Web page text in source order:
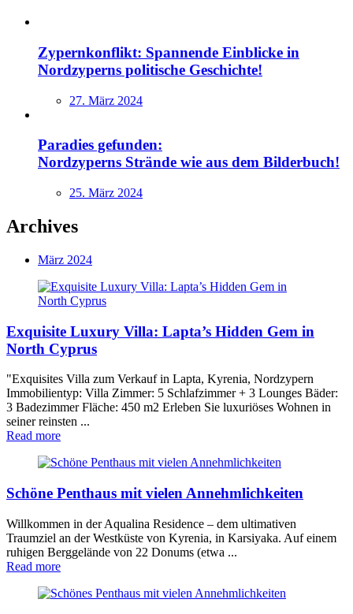
Zypernkonflikt: Spannende Einblicke in
Nordzyperns politische Geschichte!
Posted
27. März 2024
Paradies gefunden:
Nordzyperns Strände wie aus dem Bilderbuch!
Posted
25. März 2024
Archives
März 2024
Exquisite Luxury Villa: Lapta’s Hidden Gem in
North Cyprus
"Exquisites Villa zum Verkauf in Lapta, Kyrenia, Nordzypern
Immobilientyp: Villa Zimmer: 5 Schlafzimmer + 3 Lounges Bäder:
3 Badezimmer Fläche: 450 m2 Erleben Sie luxuriöses Wohnen in
seiner reinsten ...
Read more
Schöne Penthaus mit vielen Annehmlichkeiten
Willkommen in der Aqualina Residence – dem ultimativen
Traumziel an der Westküste von Kyrenia, in Karsiyaka. Auf einem
ruhigen Berggelände von 22 Donums (etwa ...
Read more